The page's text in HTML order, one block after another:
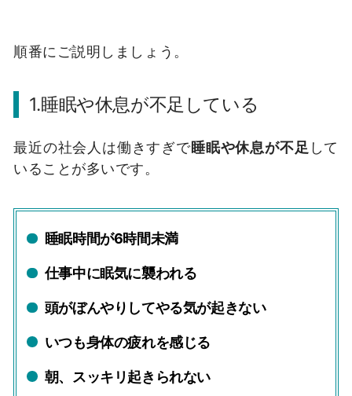
順番にご説明しましょう。
1.睡眠や休息が不足している
最近の社会人は働きすぎで睡眠や休息が不足 して
いることが多いです。
睡眠時間が6時間未満
仕事中に眠気に襲われる
頭がぼんやりしてやる気が起きない
いつも身体の疲れを感じる
朝、スッキリ起きられない